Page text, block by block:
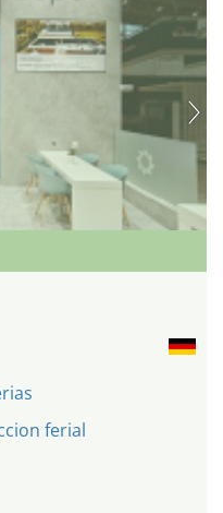
ferial